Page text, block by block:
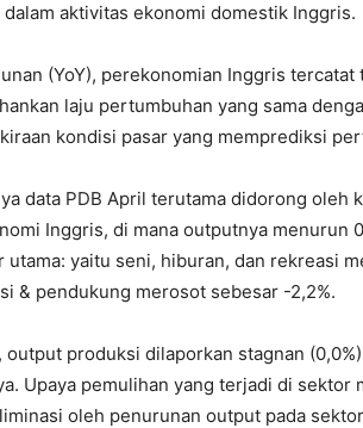
dalam aktivitas ekonomi domestik Inggris.
(YoY), perekonomian Inggris
laju pertumbuhan yang sama
kondisi pasar yang memprediksi
data PDB April terutama didorong oleh
Inggris, di mana outputnya menurun
utama: yaitu seni, hiburan, dan rekreasi
& pendukung merosot sebesar -2,2%.
output produksi dilaporkan stagnan
Upaya pemulihan yang terjadi di sektor
oleh penurunan output pada